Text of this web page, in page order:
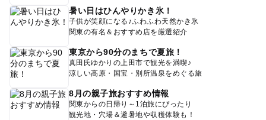
暑い日はひんやりかき氷！
子供が笑顔になる♪ふわふわ天然かき氷
関東の有名＆おすすめ店を厳選紹介
東京から90分のまちで夏旅！
真田氏ゆかりの上田市で観光を満喫♪
涼しい高原・国宝・別所温泉をめぐる旅
8月の親子旅おすすめ情報
関東からの日帰り～1泊旅にぴったり
観光地・穴場＆避暑地や収穫体験も！